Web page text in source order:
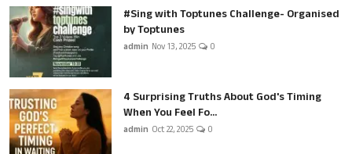
#Sing with Toptunes Challenge- Organised
by Toptunes
admin Nov 13, 2025 0
4 Surprising Truths About God's Timing
When You Feel Fo...
admin Oct 22, 2025 0